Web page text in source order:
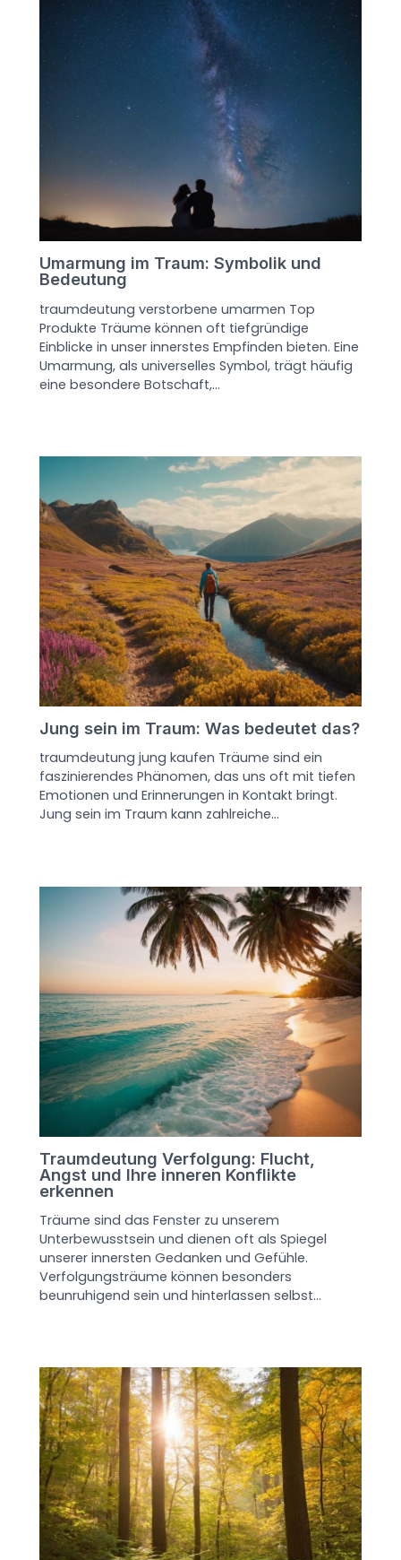
Umarmung im Traum: Symbolik und
Bedeutung
traumdeutung verstorbene umarmen Top
Produkte Träume können oft tiefgründige
Einblicke in unser innerstes Empfinden bieten. Eine
Umarmung, als universelles Symbol, trägt häufig
eine besondere Botschaft,…
Jung sein im Traum: Was bedeutet das?
traumdeutung jung kaufen Träume sind ein
faszinierendes Phänomen, das uns oft mit tiefen
Emotionen und Erinnerungen in Kontakt bringt.
Jung sein im Traum kann zahlreiche…
Traumdeutung Verfolgung: Flucht,
Angst und Ihre inneren Konflikte
erkennen
Träume sind das Fenster zu unserem
Unterbewusstsein und dienen oft als Spiegel
unserer innersten Gedanken und Gefühle.
Verfolgungsträume können besonders
beunruhigend sein und hinterlassen selbst…